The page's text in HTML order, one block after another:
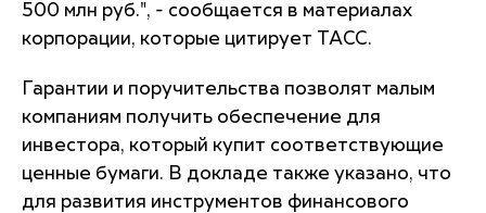
500 млн руб.", - сообщается в материалах
корпорации, которые цитирует ТАСС.
Гарантии и поручительства позволят малым
компаниям получить обеспечение для
инвестора, который купит соответствующие
ценные бумаги. В докладе также указано, что
для развития инструментов финансового